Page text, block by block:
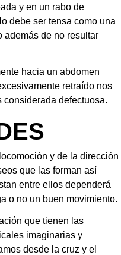
y en un rabo de
debe ser tensa como una
además de no resultar
hacia un abdomen
retraído nos
defectuosa.
y de la dirección
que las forman así
entre ellos dependerá
o no un buen movimiento.
que tienen las
imaginarias y
desde la cruz y el